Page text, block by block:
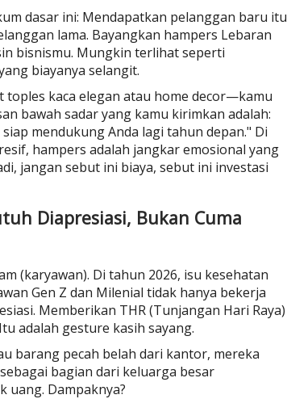
dasar ini: Mendapatkan pelanggan baru itu
lama. Bayangkan hampers Lebaran
bisnismu. Mungkin terlihat seperti
biayanya selangit.
kaca elegan atau home decor—kamu
bawah sadar yang kamu kirimkan adalah:
mendukung Anda lagi tahun depan." Di
hampers adalah jangkar emosional yang
jangan sebut ini biaya, sebut ini investasi
Diapresiasi, Bukan Cuma
(karyawan). Di tahun 2026, isu kesehatan
Gen Z dan Milenial tidak hanya bekerja
Memberikan THR (Tunjangan Hari Raya)
adalah gesture kasih sayang.
barang pecah belah dari kantor, mereka
bagian dari keluarga besar
uang. Dampaknya?